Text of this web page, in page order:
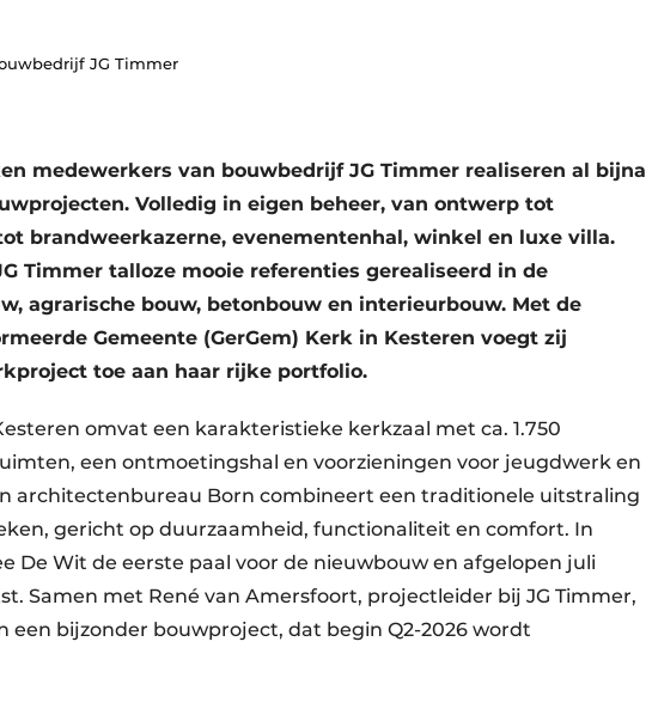
JG Timmer
medewerkers van bouwbedrijf JG Timmer realiseren al bijna
Volledig in eigen beheer, van ontwerp tot
brandweerkazerne, evenementenhal, winkel en luxe villa.
Timmer talloze mooie referenties gerealiseerd in de
agrarische bouw, betonbouw en interieurbouw. Met de
Gemeente (GerGem) Kerk in Kesteren voegt zij
toe aan haar rijke portfolio.
omvat een karakteristieke kerkzaal met ca. 1.750
een ontmoetingshal en voorzieningen voor jeugdwerk en
architectenbureau Born combineert een traditionele uitstraling
gericht op duurzaamheid, functionaliteit en comfort. In
De Wit de eerste paal voor de nieuwbouw en afgelopen juli
Samen met René van Amersfoort, projectleider bij JG Timmer,
een bijzonder bouwproject, dat begin Q2-2026 wordt